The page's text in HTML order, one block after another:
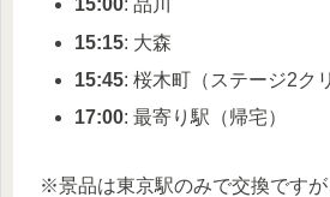
15:00: 品川
15:15: 大森
15:45: 桜木町（ステージ2ク
17:00: 最寄り駅（帰宅）
※景品は東京駅のみで交換です